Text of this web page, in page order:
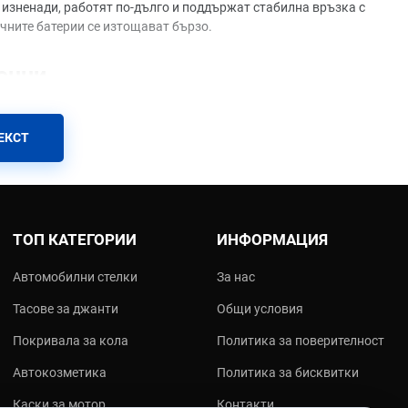
работят по-дълго и поддържат стабилна връзка с
батерии се изтощават бързо.
ви помогнат да вземете най-правилното решение:
часовник?
ТОП КАТЕГОРИИ
Автомобилни стелки
Тасове за джанти
Покривала за кола
Автокозметика
Каски за мотор
ИНФОРМАЦИЯ
За нас
Общи условия
Политика за поверителност
Политика за бисквитки
Контакти